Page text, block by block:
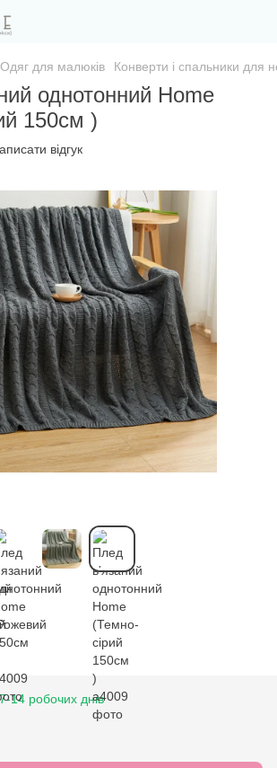
Одяг для малюків Конверти і спальники для
однотонний Home
150см )
відгук
14 робочих днів